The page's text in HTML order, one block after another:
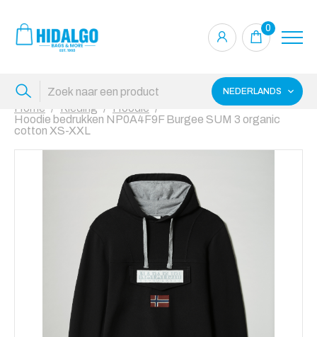
0
NEDERLANDS
Home Kleding
Hoodie
Hoodie bedrukken NP0A4F9F Burgee SUM 3 organic
cotton XS-XXL